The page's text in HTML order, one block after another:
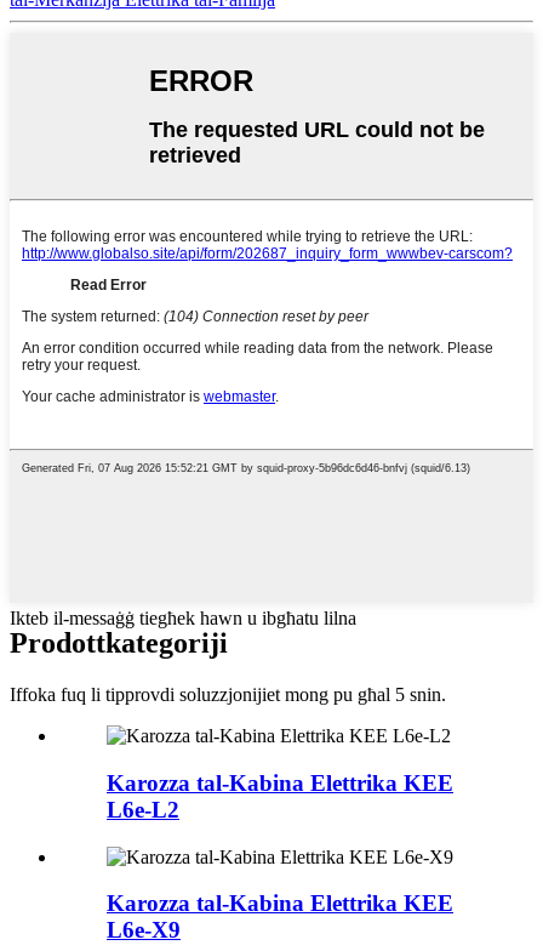
Ikteb il-messaġġ tiegħek hawn u ibgħatu lilna
Prodottkategoriji
Iffoka fuq li tipprovdi soluzzjonijiet mong pu għal 5 snin.
Karozza tal-Kabina Elettrika KEE
L6e-L2
Karozza tal-Kabina Elettrika KEE
L6e-X9